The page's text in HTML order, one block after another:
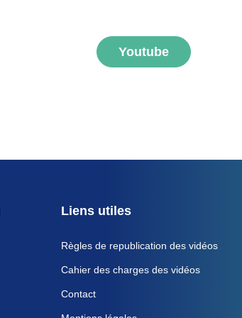
Youtube
Liens utiles
Règles de republication des vidéos
Cahier des charges des vidéos
Contact